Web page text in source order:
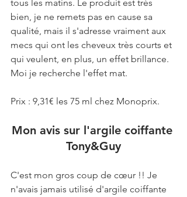
tous les matins. Le produit est très
bien, je ne remets pas en cause sa
qualité, mais il s'adresse vraiment aux
mecs qui ont les cheveux très courts et
qui veulent, en plus, un effet brillance.
Moi je recherche l'effet mat.
Prix : 9,31€ les 75 ml chez Monoprix.
Mon avis sur l'argile coiffante
Tony&Guy
C'est mon gros coup de cœur !! Je
n'avais jamais utilisé d'argile coiffante